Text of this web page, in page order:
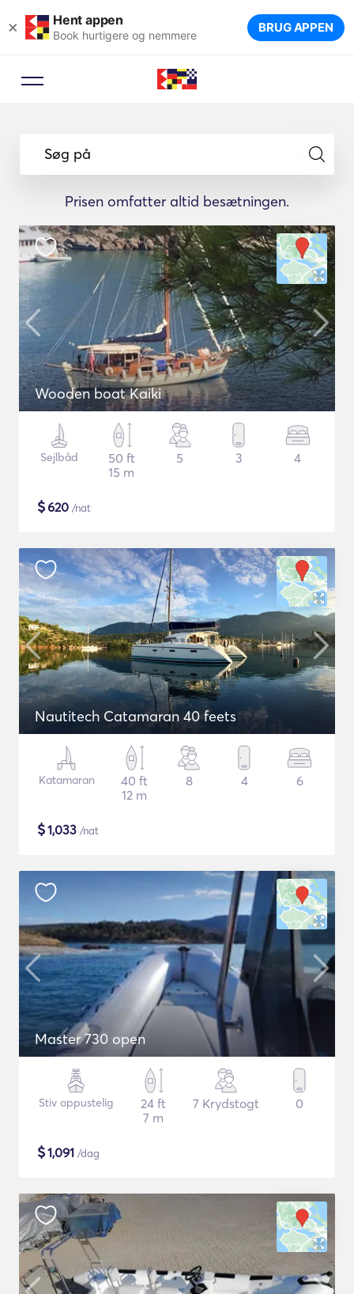
× Hent appen
Book hurtigere og nemmere BRUG APPEN
Søg på
Prisen omfatter altid besætningen.
Wooden boat Kaiki
Sejlbåd
50 ft
15 m
5 3 4
$620 /nat
Nautitech Catamaran 40 feets
Katamaran
40 ft
12 m
8 4 6
$1,033 /nat
Master 730 open
Stiv oppustelig
24 ft
7 m
7 Krydstogt 0
$1,091 /dag